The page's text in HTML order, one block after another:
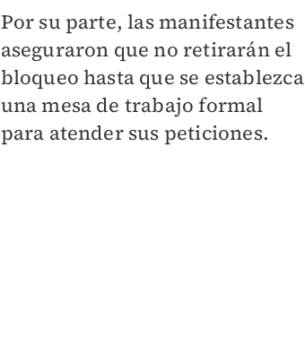
Por su parte, las manifestantes
aseguraron que no retirarán el
bloqueo hasta que se establezca
una mesa de trabajo formal
para atender sus peticiones.